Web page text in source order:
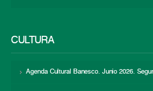
CULTURA
Agenda Cultural Banesco. Junio 2026.